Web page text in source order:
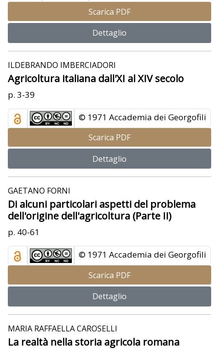
Scarica PDF
Dettaglio
ILDEBRANDO IMBERCIADORI
Agricoltura italiana dall'XI al XIV secolo
p. 3-39
© 1971 Accademia dei Georgofili
Scarica PDF
Dettaglio
GAETANO FORNI
Di alcuni particolari aspetti del problema
dell'origine dell'agricoltura (Parte II)
p. 40-61
© 1971 Accademia dei Georgofili
Scarica PDF
Dettaglio
MARIA RAFFAELLA CAROSELLI
La realtà nella storia agricola romana